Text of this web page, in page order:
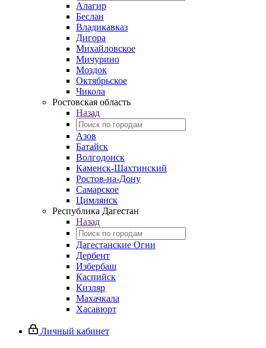
Алагир
Беслан
Владикавказ
Дигора
Михайловское
Мичурино
Моздок
Октябрьское
Чикола
Ростовская область
Назад
Азов
Батайск
Волгодонск
Каменск-Шахтинский
Ростов-на-Дону
Самарское
Цимлянск
Республика Дагестан
Назад
Дагестанские Огни
Дербент
Избербаш
Каспийск
Кизляр
Махачкала
Хасавюрт
Личный кабинет